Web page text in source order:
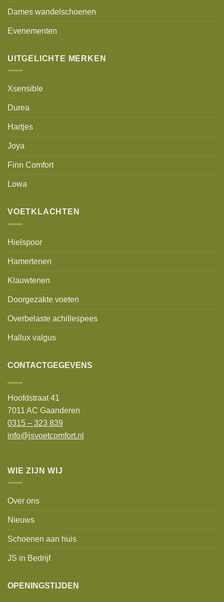
Dames wandelschoenen
Evenementen
UITGELICHTE MERKEN
Xsensible
Durea
Hartjes
Joya
Finn Comfort
Lowa
VOETKLACHTEN
Hielspoor
Hamertenen
Klauwtenen
Doorgezakte voeten
Overbelaste achillespees
Hallux valgus
CONTACTGEGEVENS
Hoofdstraat 41
7011 AC Gaanderen
0315 – 323 839
info@jsvoetcomfort.nl
WIE ZIJN WIJ
Over ons
Nieuws
Schoenen aan huis
JS in Bedrijf
OPENINGSTIJDEN